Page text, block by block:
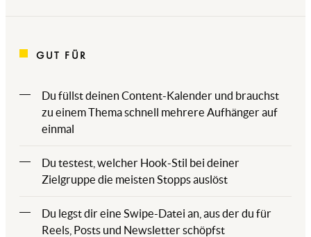
GUT FÜR
Du füllst deinen Content-Kalender und brauchst
zu einem Thema schnell mehrere Aufhänger auf
einmal
Du testest, welcher Hook-Stil bei deiner
Zielgruppe die meisten Stopps auslöst
Du legst dir eine Swipe-Datei an, aus der du für
Reels, Posts und Newsletter schöpfst